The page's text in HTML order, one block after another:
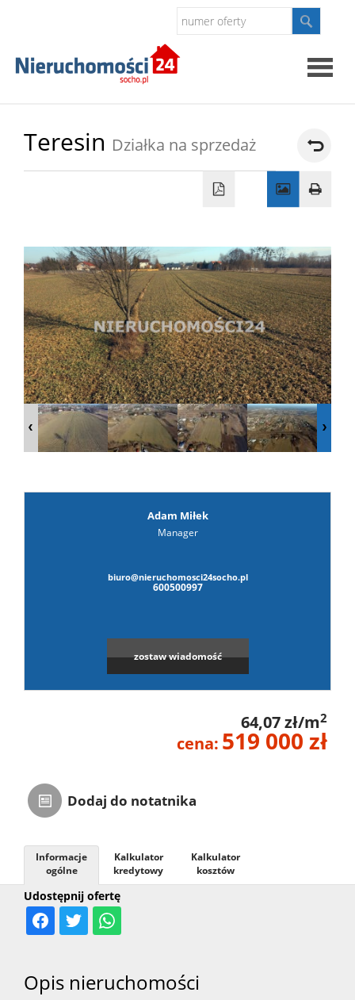
Teresin Działka na sprzedaż
Adam Miłek
Manager
biuro@nieruchomosci24socho.pl
600500997
zostaw wiadomość
64,07 zł/m2
cena: 519 000 zł
Dodaj do notatnika
Udostępnij ofertę
Informacje
ogólne
Kalkulator
kredytowy
Kalkulator
kosztów
Opis nieruchomości